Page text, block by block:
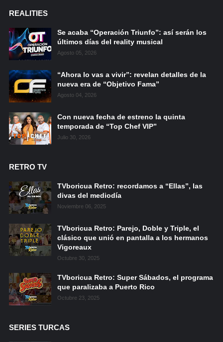
REALITIES
Se acaba “Operación Triunfo”: así serán los
últimos días del reality musical
Agosto 05, 2026
“Ahora lo vas a vivir”: revelan detalles de la
nueva era de “Objetivo Fama”
Agosto 04, 2026
Con nueva fecha de estreno la quinta
temporada de “Top Chef VIP”
Julio 30, 2026
RETRO TV
TVboricua Retro: recordamos a “Ellas”, las
divas del mediodía
Noviembre 06, 2025
TVboricua Retro: Parejo, Doble y Triple, el
clásico que unió en pantalla a los hermanos
Vigoreaux
Octubre 30, 2025
TVboricua Retro: Super Sábados, el programa
que paralizaba a Puerto Rico
Octubre 23, 2025
SERIES TURCAS